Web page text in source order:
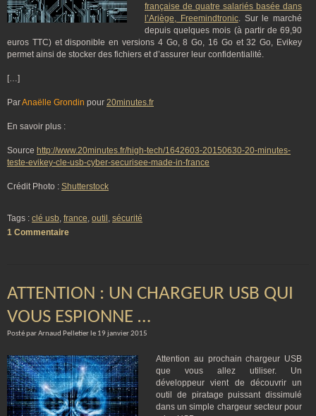
française de quatre salariés basée dans
l’Ariège, Freemindtronic. Sur le marché
depuis quelques mois (à partir de 69,90
euros TTC) et disponible en versions 4 Go, 8 Go, 16 Go et 32 Go, Evikey
permet ainsi de stocker des fichiers et d’assurer leur confidentialité.
[…]
ParAnaëlle Grondin pour 20minutes.fr
En savoir plus :
Source http://www.20minutes.fr/high-tech/1642603-20150630-20-minutes-
teste-evikey-cle-usb-cyber-securisee-made-in-france
Crédit Photo : Shutterstock
Tags : clé usb, france, outil , sécurité
1 Commentaire
ATTENTION : UN CHARGEUR USB QUI
VOUS ESPIONNE …
Posté par Arnaud Pelletier le 19 janvier 2015
Attention au prochain chargeur USB
que vous allez utiliser. Un
développeur vient de découvrir un
outil de piratage puissant dissimulé
dans un simple chargeur secteur pour